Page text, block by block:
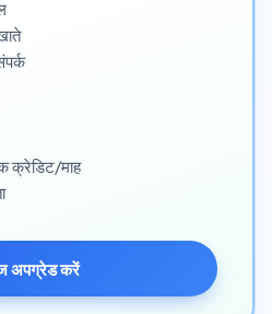
क्रेडिट/माह
अपग्रेड करें